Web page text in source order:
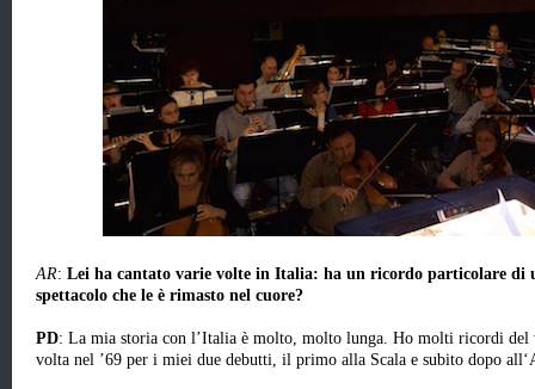
AR: Lei ha cantato varie volte in Italia: ha un ricordo particolare di
spettacolo che le è rimasto nel cuore?
PD: La mia storia con l’Italia è molto, molto lunga. Ho molti ricordi del
volta nel ’69 per i miei due debutti, il primo alla Scala e subito dopo